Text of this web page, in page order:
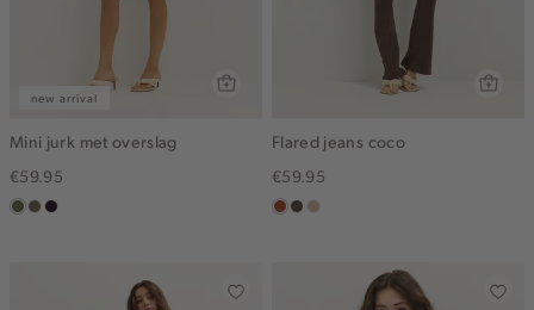
new arrival
Mini jurk met overslag
€59.95
groen,
middenbruin
bordeaux,
Flared jeans coco
€59.95
bruin
donkerkhaki
lichtzand